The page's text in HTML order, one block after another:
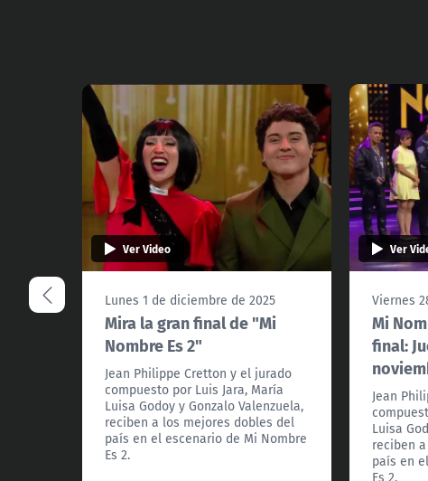
Ver Video
Lunes 1 de diciembre de 2025
Mira la gran final de "Mi
Nombre Es 2"
Jean Philippe Cretton y el jurado
compuesto por Luis Jara, María
Luisa Godoy y Gonzalo Valenzuela,
reciben a los mejores dobles del
país en el escenario de Mi Nombre
Es 2.
Ver
Viernes
Mi
final:
Jean
Luisa
reciben
país en